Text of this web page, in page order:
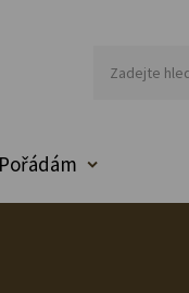
Pořádám